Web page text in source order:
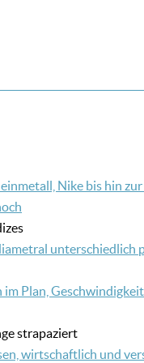
Nike bis hin
unterschiedlich
Plan,
strapaziert
wirtschaftlich und